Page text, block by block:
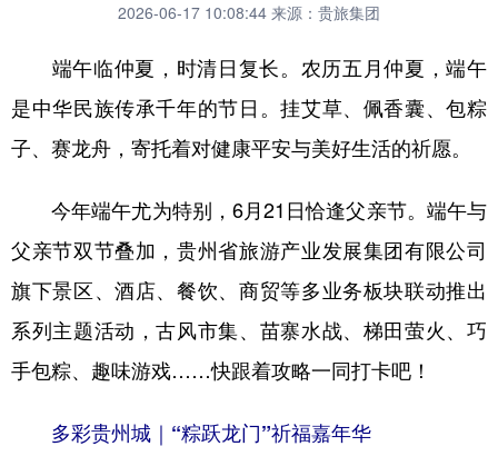
直播
畅游贵州 数字贵州 律动贵州 健康贵州
光影贵州 部门之窗 县区直达 企业速递
六盘水 毕节 铜仁 黔东南
黔南 黔西南
地方频道
辽宁 吉林 上海
2026-06-17 10:08:44 来源：贵旅集团
端午临仲夏，时清日复长。农历五月仲夏，端午
是中华民族传承千年的节日。挂艾草、佩香囊、包粽
子、赛龙舟，寄托着对健康平安与美好生活的祈愿。
今年端午尤为特别，6月21日恰逢父亲节。端午与
父亲节双节叠加，贵州省旅游产业发展集团有限公司
旗下景区、酒店、餐饮、商贸等多业务板块联动推出
系列主题活动，古风市集、苗寨水战、梯田萤火、巧
手包粽、趣味游戏……快跟着攻略一同打卡吧！
多彩贵州城｜“粽跃龙门”祈福嘉年华